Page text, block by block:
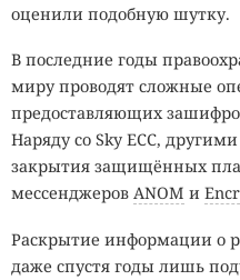
оценили подобную шутку.
В последние годы
миру проводят сложные
предоставляющих
Наряду со Sky ECC,
закрытия защищённых
мессенджеров ANOM и
Раскрытие информации о
даже спустя годы лишь